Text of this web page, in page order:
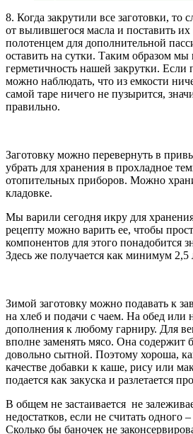
8. Когда закрутили все заготовки, то
от вылившегося масла и поставить
полотенцем для дополнительной
оставить на сутки. Таким образом мы
герметичность нашей закрутки.
можно наблюдать, что из емкости
самой таре ничего не пузырится,
правильно.
Заготовку можно перевернуть в
убрать для хранения в прохладное
отопительных приборов. Можно
кладовке.
Мы варили сегодня икру для
рецепту можно варить ее, чтобы
компонентов для этого понадобится
Здесь же получается как минимум 2,5
Зимой заготовку можно подавать к
на хлеб и подачи с чаем. На обед или
дополнения к любому гарниру. Для
вполне заменять мясо. Она содержит
довольно сытной. Поэтому хороша,
качестве добавки к каше, рису или
подается как закуска и разлетается
В общем не застаивается не
недостатков, если не считать одного
Сколько бы баночек не